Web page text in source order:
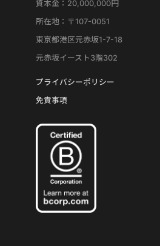
資本金：20,000,000円
所在地：〒107-0051
東京都港区元赤坂1-7-18
元赤坂イースト3階302
プライバシーポリシー
免責事項